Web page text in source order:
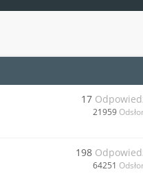
17
21959
198
64251